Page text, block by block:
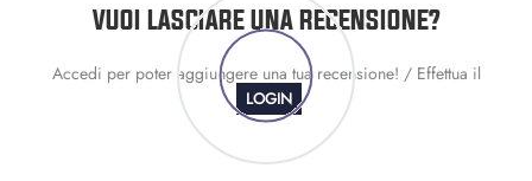
VUOI LASCIARE UNA RECENSIONE?
Accedi per poter aggiungere una tua recensione! / Effettua il
LOGIN